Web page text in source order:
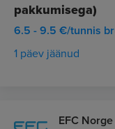
pakkumisega)
6.5 - 9.5 €/tunnis
1 päev jäänud
EFC